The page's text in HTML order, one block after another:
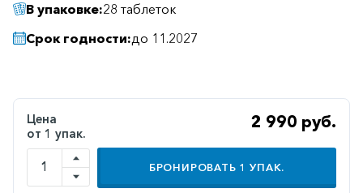
Гинекология
Гомеопатические
Диабетические
Желудочно-
кишечные
В упаковке:28 таблеток
Срок годности:до 11.2027
Цена
от 1 упак.
2 990 руб.
БРОНИРОВАТЬ 1 УПАК.